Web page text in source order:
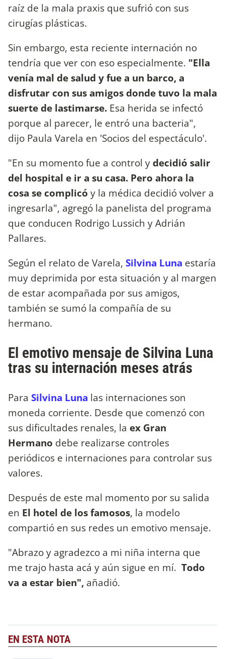
raíz de la mala praxis que sufrió con sus
cirugías plásticas.
Sin embargo, esta reciente internación no
tendría que ver con eso especialmente. "Ella
venía mal de salud y fue a un barco, a
disfrutar con sus amigos donde tuvo la mala
suerte de lastimarse. Esa herida se infectó
porque al parecer, le entró una bacteria",
dijo Paula Varela en 'Socios del espectáculo'.
"En su momento fue a control ydecidió salir
del hospital e ir a su casa. Pero ahora la
cosa se complicó y la médica decidió volver a
ingresarla", agregó la panelista del programa
que conducen Rodrigo Lussich y Adrián
Pallares.
Según el relato de Varela, Silvina Luna estaría
muy deprimida por esta situación y al margen
de estar acompañada por sus amigos,
también se sumó la compañía de su
hermano.
El emotivo mensaje de Silvina Luna
tras su internación meses atrás
Para Silvina Luna las internaciones son
moneda corriente. Desde que comenzó con
sus dificultades renales, la ex Gran
Hermano debe realizarse controles
periódicos e internaciones para controlar sus
valores.
Después de este mal momento por su salida
en El hotel de los famosos, la modelo
compartió en sus redes un emotivo mensaje.
"Abrazo y agradezco a mi niña interna que
me trajo hasta acá y aún sigue en mí. Todo
va a estar bien", añadió.
EN ESTA NOTA